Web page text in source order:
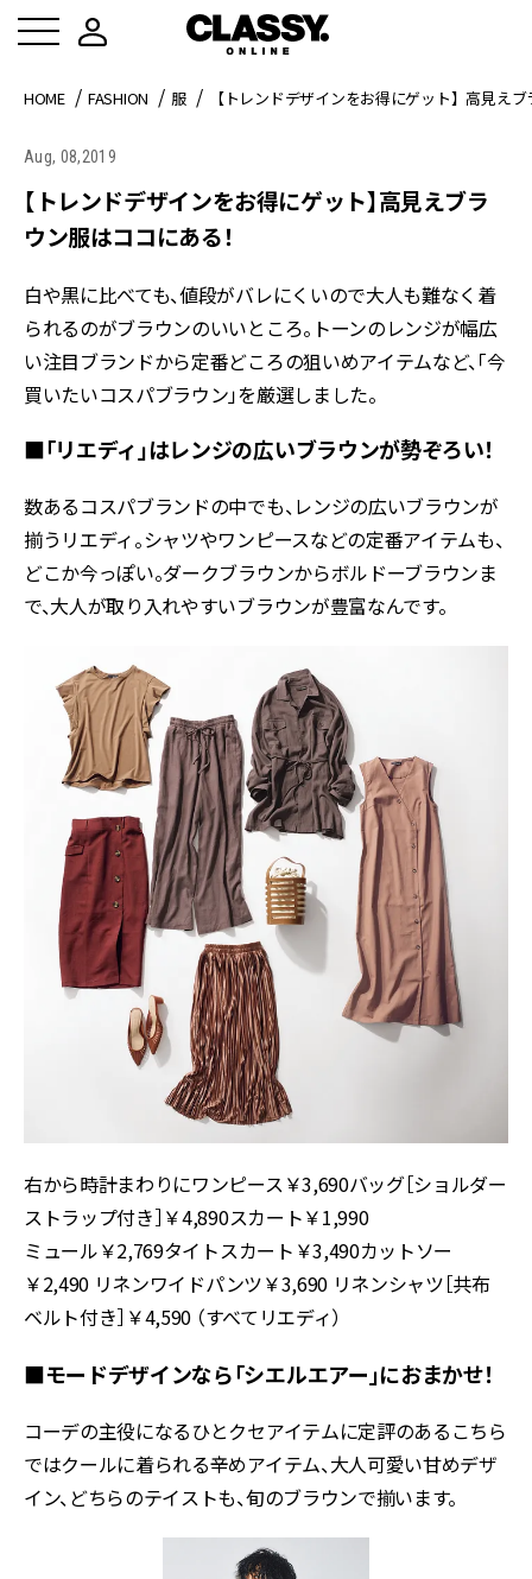
HOME FASHION 服 【トレンドデザインをお得にゲット】高見え
Aug, 08,2019
【トレンドデザインをお得にゲット】高見えブラ
ウン服はココにある！
白や黒に比べても、値段がバレにくいので大人も難なく着
られるのがブラウンのいいところ。トーンのレンジが幅広
い注目ブランドから定番どころの狙いめアイテムなど、「今
買いたいコスパブラウン」を厳選しました。
■「リエディ」はレンジの広いブラウンが勢ぞろい！
数あるコスパブランドの中でも、レンジの広いブラウンが
揃うリエディ。シャツやワンピースなどの定番アイテムも、
どこか今っぽい。ダークブラウンからボルドーブラウンま
で、大人が取り入れやすいブラウンが豊富なんです。
右から時計まわりにワンピース￥3,690バッグ［ショルダー
ストラップ付き］￥4,890スカート￥1,990
ミュール￥2,769タイトスカート￥3,490カットソー
￥2,490 リネンワイドパンツ￥3,690 リネンシャツ［共布
ベルト付き］￥4,590 （すべてリエディ）
■モードデザインなら「シエルエアー」におまかせ！
コーデの主役になるひとクセアイテムに定評のあるこちら
ではクールに着られる辛めアイテム、大人可愛い甘めデザ
イン、どちらのテイストも、旬のブラウンで揃います。